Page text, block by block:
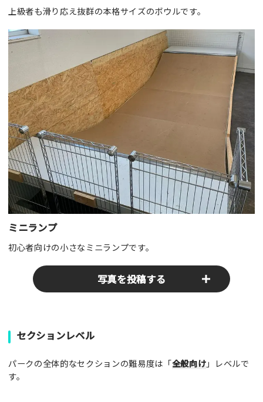
上級者も滑り応え抜群の本格サイズのボウルです。
ミニランプ
初心者向けの小さなミニランプです。
写真を投稿する
パークやスポットの写真をぜひお送りください！あなたの写真
がみんなの参考となります！
写真
セクションレベル
パークの全体的なセクションの難易度は「全般向け」レベルで
す。